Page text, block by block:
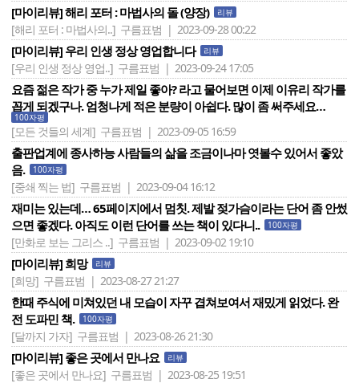
[마이리뷰] 해리 포터 : 마법사의 돌 (양장) 리뷰
[해리 포터 : 마법사의..] 구름표범 | 2023-09-28 00:22
[마이리뷰] 우리 인생 정상 영업합니다 리뷰
[우리 인생 정상 영업..] 구름표범 | 2023-09-24 17:05
요즘 젊은 작가 중 누가 제일 좋아? 라고 물어보면 이제 이유리 작가를
꼽게 되겠구나. 엄청나게 적은 분량이 아쉽다. 많이 좀 써주세요…
100자평
[모든 것들의 세계] 구름표범 | 2023-09-05 16:59
출판업계에 종사하능 사람들의 삶을 조금이나마 엿볼수 있어서 좋았
음.
100자평
[중쇄 찍는 법] 구름표범 | 2023-09-04 16:12
재미는 있는데… 65페이지에서 멈칫. 제발 젖가슴이라는 단어 좀 안썼
으면 좋겠다. 아직도 이런 단어를 쓰는 책이 있다니..
100자평
[만화로 보는 그리스 ..] 구름표범 | 2023-09-02 19:10
[마이리뷰] 희망 리뷰
[희망] 구름표범 | 2023-08-27 21:27
한때 주식에 미쳐있던 내 모습이 자꾸 겹쳐보여서 재밌게 읽었다. 완
전 도파민 책.
100자평
[달까지 가자] 구름표범 | 2023-08-26 21:30
[마이리뷰] 좋은 곳에서 만나요 리뷰
[좋은 곳에서 만나요] 구름표범 | 2023-08-25 19:51